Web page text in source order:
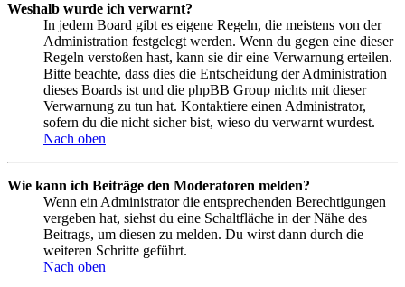
Weshalb wurde ich verwarnt?
In jedem Board gibt es eigene Regeln, die meistens von der
Administration festgelegt werden. Wenn du gegen eine dieser
Regeln verstoßen hast, kann sie dir eine Verwarnung erteilen.
Bitte beachte, dass dies die Entscheidung der Administration
dieses Boards ist und die phpBB Group nichts mit dieser
Verwarnung zu tun hat. Kontaktiere einen Administrator,
sofern du die nicht sicher bist, wieso du verwarnt wurdest.
Nach oben
Wie kann ich Beiträge den Moderatoren melden?
Wenn ein Administrator die entsprechenden Berechtigungen
vergeben hat, siehst du eine Schaltfläche in der Nähe des
Beitrags, um diesen zu melden. Du wirst dann durch die
weiteren Schritte geführt.
Nach oben